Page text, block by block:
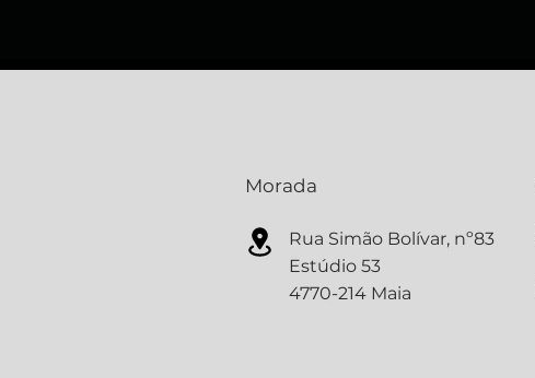
Morada
Rua Simão Bolívar, nº83
Estúdio 53
4770-214 Maia